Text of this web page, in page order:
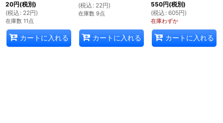
20円(税別)
(税込 : 22円)
在庫数 11点
カートに入れる
(税込 : 22円)
在庫数 9点
カートに入れる
550円(税別)
(税込 : 605円)
在庫わずか
カートに入れる